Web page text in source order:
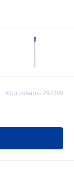
Код товара: 297289